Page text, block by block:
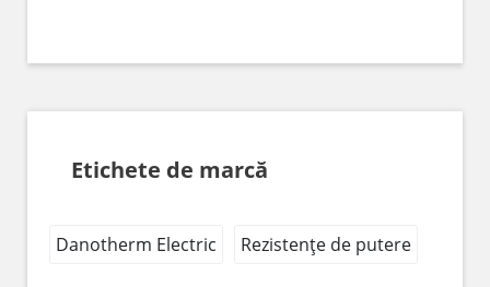
Etichete de marcă
Danotherm Electric Rezistențe de putere